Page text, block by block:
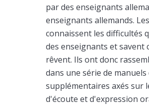
par des enseignants
enseignants allemands.
connaissent les difficultés
des enseignants et savent
rêvent. Ils ont donc
dans une série de
supplémentaires axés sur
d'écoute et d'expression